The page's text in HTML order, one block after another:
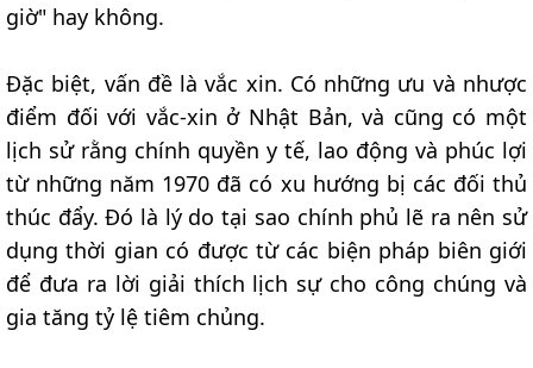
giờ" hay không.
Đặc biệt, vấn đề là vắc xin. Có những ưu và nhược
điểm đối với vắc-xin ở Nhật Bản, và cũng có một
lịch sử rằng chính quyền y tế, lao động và phúc lợi
từ những năm 1970 đã có xu hướng bị các đối thủ
thúc đẩy. Đó là lý do tại sao chính phủ lẽ ra nên sử
dụng thời gian có được từ các biện pháp biên giới
để đưa ra lời giải thích lịch sự cho công chúng và
gia tăng tỷ lệ tiêm chủng.